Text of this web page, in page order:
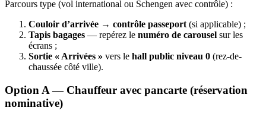
Parcours type (vol international ou Schengen avec contrôle) :
Couloir d’arrivée → contrôle passeport(si applicable) ;
Tapis bagages — repérez le numéro de carousel sur les
écrans ;
Sortie « Arrivées » vers le hall public niveau 0 (rez-de-
chaussée côté ville).
Option A — Chauffeur avec pancarte (réservation
nominative)